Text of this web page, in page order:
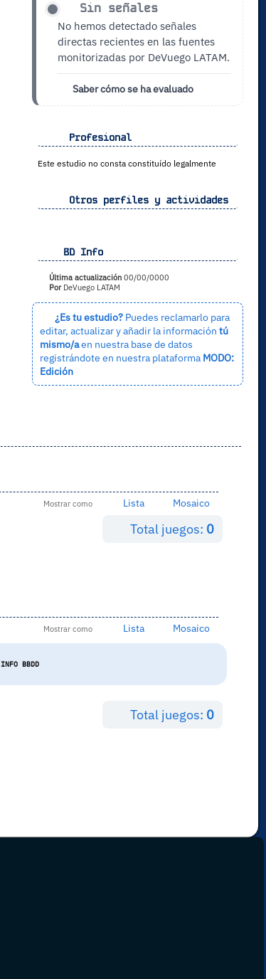
Sin señales
No hemos detectado señales
directas recientes en las fuentes
monitorizadas por DeVuego LATAM.
Saber cómo se ha evaluado
Profesional
Este estudio no consta constituído legalmente
Otros perfiles y actividades
BD Info
Última actualización00/00/0000
PorDeVuego LATAM
¿Es tu estudio?Puedes reclamarlo para
editar, actualizar y añadir la información tú
mismo/aen nuestra base de datos
registrándote en nuestra plataforma MODO:
Edición
Mostrar como Lista Mosaico
Total juegos: 0
Mostrar como Lista Mosaico
INFO BBDD
Total juegos: 0